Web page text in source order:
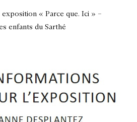
« Parce que. Ici » –
enfants du Sarthé